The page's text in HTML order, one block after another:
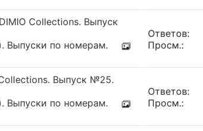
Collections. Выпуск
Выпуски по номерам.
Ответов:
Просм.:
Выпуск №25.
Выпуски по номерам.
Ответов:
Просм.: